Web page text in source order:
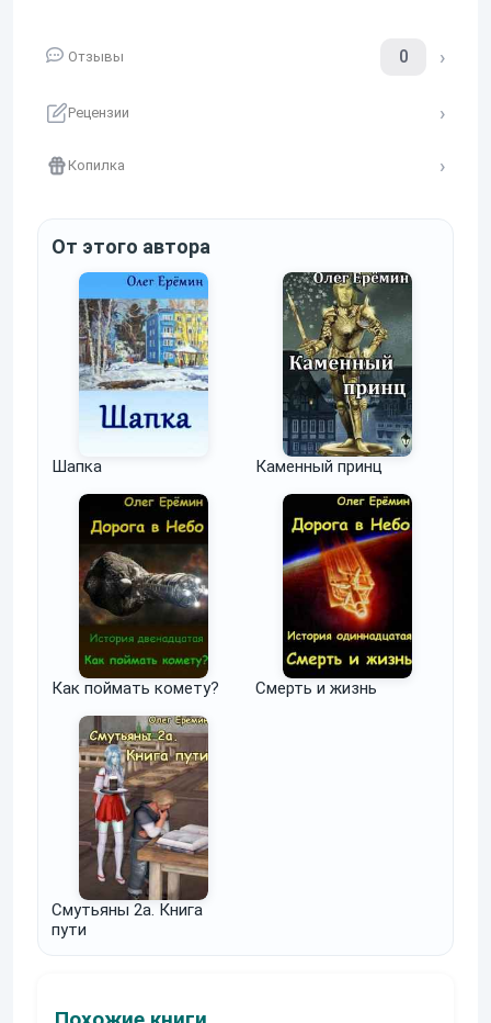
Отзывы 0
Рецензии
Копилка
От этого автора
Шапка Каменный принц
Как поймать комету? Смерть и жизнь
Смутьяны 2а. Книга
пути